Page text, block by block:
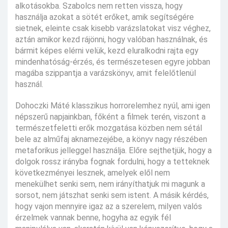
alkotásokba. Szabolcs nem retten vissza, hogy
használja azokat a sötét erőket, amik segítségére
sietnek, eleinte csak kisebb varázslatokat visz véghez,
aztán amikor kezd rájönni, hogy valóban használnak, és
bármit képes elérni velük, kezd eluralkodni rajta egy
mindenhatóság-érzés, és természetesen egyre jobban
magába szippantja a varázskönyv, amit felelőtlenül
használ.
Dohoczki Máté klasszikus horrorelemhez nyúl, ami igen
népszerű napjainkban, főként a filmek terén, viszont a
természetfeletti erők mozgatása közben nem sétál
bele az alműfaj aknamezejébe, a könyv nagy részében
metaforikus jelleggel használja. Előre sejthetjük, hogy a
dolgok rossz irányba fognak fordulni, hogy a tetteknek
következményei lesznek, amelyek elől nem
menekülhet senki sem, nem irányíthatjuk mi magunk a
sorsot, nem játszhat senki sem istent. A másik kérdés,
hogy vajon mennyire igaz az a szerelem, milyen valós
érzelmek vannak benne, hogyha az egyik fél